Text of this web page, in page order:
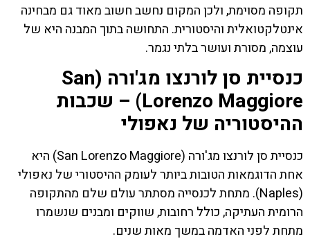
תקופה מסוימת, ולכן המקום נחשב חשוב מאוד גם מבחינה
אינטלקטואלית והיסטורית. התחושה בתוך המבנה היא של
עוצמה, מסורת ועושר בלתי נגמר.
כנסיית סן לורנצו מג'ורה (San
Lorenzo Maggiore) – שכבות
ההיסטוריה של נאפולי
כנסיית סן לורנצו מג'ורה (San Lorenzo Maggiore) היא
אחת הדוגמאות הטובות ביותר לעומק ההיסטורי של נאפולי
(Naples). מתחת לכנסייה מסתתר עולם שלם מהתקופה
הרומית העתיקה, כולל רחובות, שווקים ומבנים שנשמרו
מתחת לפני האדמה במשך מאות שנים.